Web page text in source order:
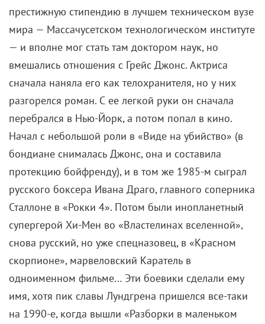
23 мая 2020 / Владимир Захаров
Социальная драма о противостоянии любви
и капитализма, которая получила
«Золотую пальмовую ветвь».
За что наградили «Золотая пальмовая ветвь» в
2018 году.